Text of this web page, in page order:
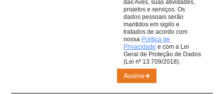
Assine
das Aves, suas atividades,
projetos e serviços. Os
dados pessoais serão
mantidos em sigilo e
tratados de acordo com
nossa Política de
Privacidade e com a Lei
Geral de Proteção de Dados
(Lei nº 13.709/2018).